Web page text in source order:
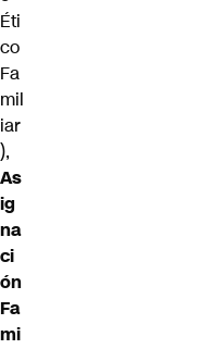
Éti
co
Fa
mil
iar
),
As
ig
na
ci
ón
Fa
mi